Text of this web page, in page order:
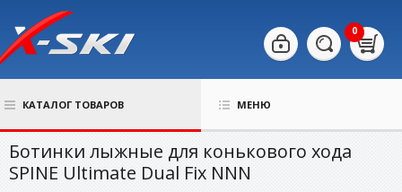
0
КАТАЛОГ ТОВАРОВ МЕНЮ
Ботинки лыжные для конькового хода
SPINE Ultimate Dual Fix NNN